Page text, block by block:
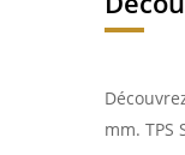
mm. TPS